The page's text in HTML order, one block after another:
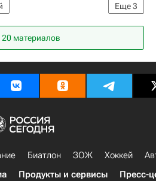
Еще3
лига (НХЛ)
Капризов
материалов
Биатлон ЗОЖ Хоккей
Продукты и сервисы Пресс-